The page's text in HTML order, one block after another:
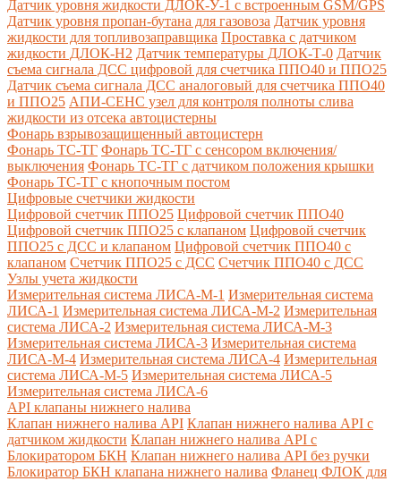
Датчик уровня жидкости ДЛОК-У-1 с встроенным GSM/GPS
Датчик уровня пропан-бутана для газовоза Датчик уровня
жидкости для топливозаправщика Проставка с датчиком
жидкости ДЛОК-Н2 Датчик температуры ДЛОК-Т-0 Датчик
съема сигнала ДСС цифровой для счетчика ППО40 и ППО25
Датчик съема сигнала ДСС аналоговый для счетчика ППО40
и ППО25 АПИ-СЕНС узел для контроля полноты слива
жидкости из отсека автоцистерны
Фонарь взрывозащищенный автоцистерн
Фонарь ТС-ТГ Фонарь ТС-ТГ с сенсором включения/
выключения Фонарь ТС-ТГ с датчиком положения крышки
Фонарь ТС-ТГ с кнопочным постом
Цифровые счетчики жидкости
Цифровой счетчик ППО25 Цифровой счетчик ППО40
Цифровой счетчик ППО25 с клапаном Цифровой счетчик
ППО25 с ДСС и клапаном Цифровой счетчик ППО40 с
клапаном Счетчик ППО25 с ДСС Счетчик ППО40 с ДСС
Узлы учета жидкости
Измерительная система ЛИСА-М-1 Измерительная система
ЛИСА-1 Измерительная система ЛИСА-М-2 Измерительная
система ЛИСА-2 Измерительная система ЛИСА-М-3
Измерительная система ЛИСА-3 Измерительная система
ЛИСА-М-4 Измерительная система ЛИСА-4 Измерительная
система ЛИСА-М-5 Измерительная система ЛИСА-5
Измерительная система ЛИСА-6
API клапаны нижнего налива
Клапан нижнего налива API Клапан нижнего налива API с
датчиком жидкости Клапан нижнего налива API с
Блокиратором БКН Клапан нижнего налива API без ручки
Блокиратор БКН клапана нижнего налива Фланец ФЛОК для